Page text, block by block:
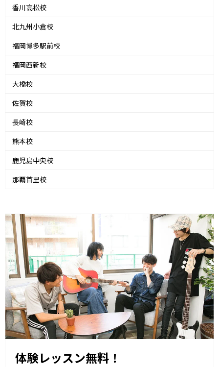
香川高松校
北九州小倉校
福岡博多駅前校
福岡西新校
大橋校
佐賀校
長崎校
熊本校
鹿児島中央校
那覇首里校
体験レッスン無料！